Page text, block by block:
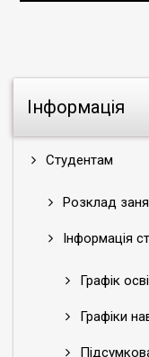
Інформація
Студентам
Розклад
Інформація
Графік
Графіки